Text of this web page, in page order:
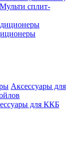
Мульти сплит-
Аксессуары для
для ККБ